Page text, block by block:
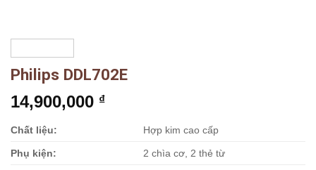
Philips DDL702E
14,900,000 ₫
Chất liệu: Hợp kim cao cấp
Phụ kiện: 2 chìa cơ, 2 thẻ từ